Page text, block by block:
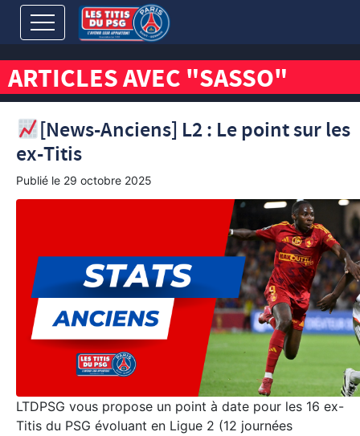
ARTICLES AVEC "SASSO"
[News-Anciens] L2 : Le point sur les
ex-Titis
Publié le 29 octobre 2025
LTDPSG vous propose un point à date pour les 16 ex-
Titis du PSG évoluant en Ligue 2 (12 journées